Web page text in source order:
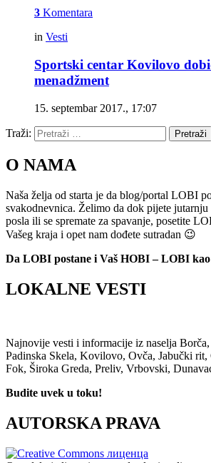
3 Komentara
in Vesti
Sportski centar Kovilovo
menadžment
15. septembar 2017., 17:07
Traži: Pretraži
O NAMA
Naša želja od starta je da blog/portal LOBI
svakodnevnica. Želimo da dok pijete jutarnju
posla ili se spremate za spavanje, posetite
Vašeg kraja i opet nam dođete sutradan 😉
Da LOBI postane i Vaš HOBI – LOBI
LOKALNE VESTI
Najnovije vesti i informacije iz naselja
Padinska Skela, Kovilovo, Ovča, Jabučki
Fok, Široka Greda, Preliv, Vrbovski,
Budite uvek u toku!
AUTORSKA PRAVA